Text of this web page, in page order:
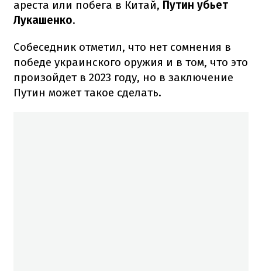
ареста или побега в Китай, Путин убьет
Лукашенко.
Собеседник отметил, что нет сомнения в
победе украинского оружия и в том, что это
произойдет в 2023 году, но в заключение
Путин может такое сделать.